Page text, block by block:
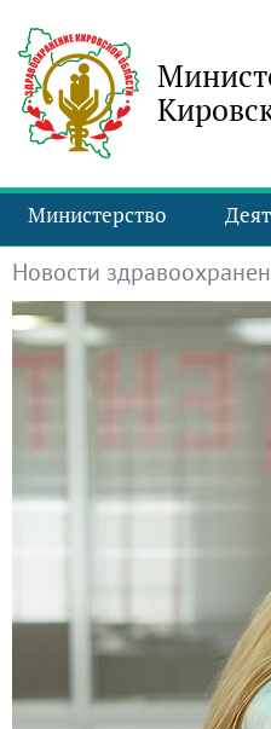
Министерство
Новости